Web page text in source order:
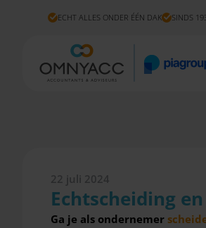
ECHT ALLES ONDER ÉÉN DAK SINDS
22 juli 2024
Echtscheiding
Ga je als ondernemer